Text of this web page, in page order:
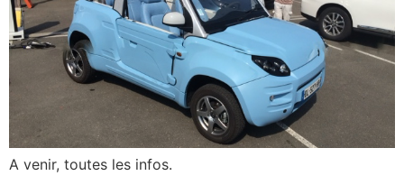
A venir, toutes les infos.